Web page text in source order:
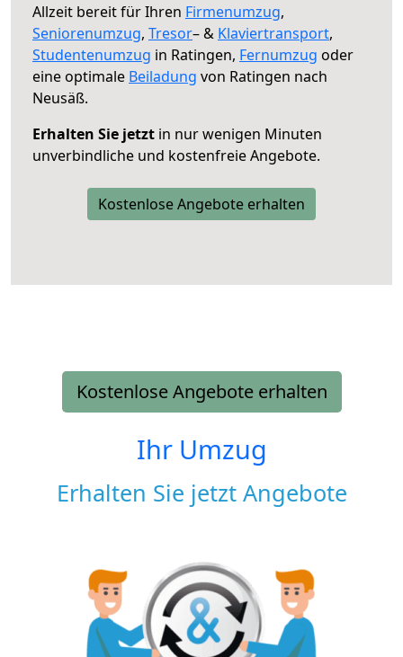
Allzeit bereit für Ihren Firmenumzug,
Seniorenumzug, Tresor– & Klaviertransport,
Studentenumzug in Ratingen, Fernumzug oder
eine optimale Beiladung von Ratingen nach
Neusäß.
Erhalten Sie jetzt in nur wenigen Minuten
unverbindliche und kostenfreie Angebote.
Kostenlose Angebote erhalten
Kostenlose Angebote erhalten
Ihr Umzug
Erhalten Sie jetzt Angebote